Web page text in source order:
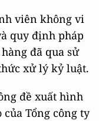
viên không vi
quy định pháp
đã qua sử
xử lý kỷ luật.
đề xuất hình
Tổng công ty